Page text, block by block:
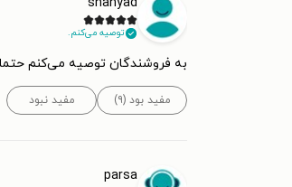
shahyad
توصیه می‌کنم.
به فروشندگان توصیه می‌کنم
مفید بود (۹) مفید نبود
parsa